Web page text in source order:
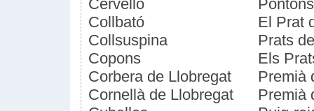
Cervelló
Collbató
Collsuspina
Copons
Corbera de Llobregat
Cornellà de Llobregat
Pontons
El Prat
Prats
Els
Premià
Premià